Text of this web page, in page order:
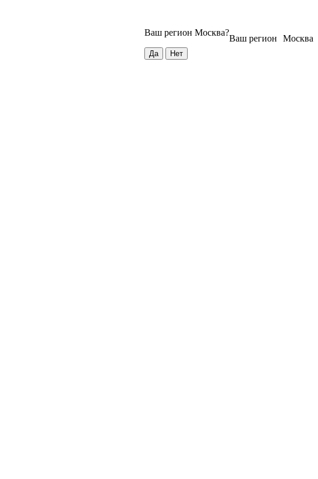
Москва
Ваш регион
Ваш регион Москва?